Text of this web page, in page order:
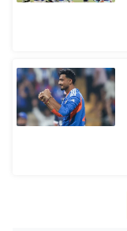
य
त
यं